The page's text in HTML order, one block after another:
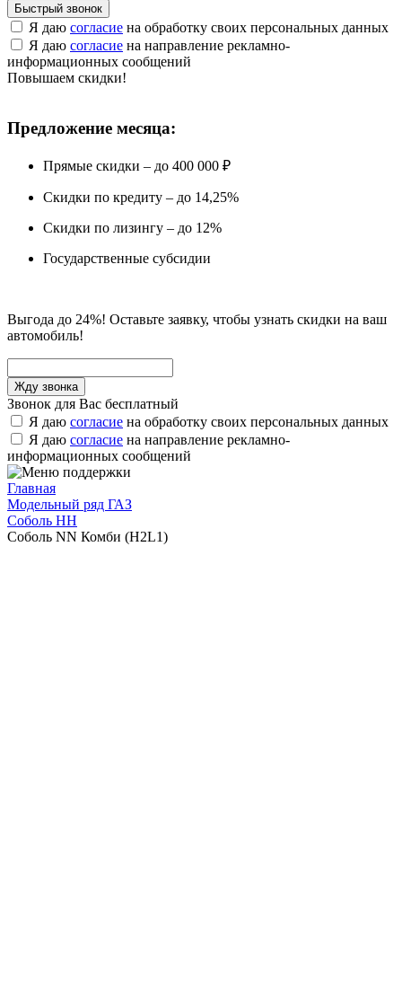
Быстрый звонок
Я даю согласие на обработку своих персональных данных
Я даю согласие на направление рекламно-
информационных сообщений
Повышаем скидки!
Предложение месяца:
Прямые скидки – до 400 000 ₽
Скидки по кредиту – до 14,25%
Скидки по лизингу – до 12%
Государственные субсидии
Выгода до 24%! Оставьте заявку, чтобы узнать скидки на ваш
автомобиль!
Звонок для Вас бесплатный
Я даю согласие на обработку своих персональных данных
Я даю согласие на направление рекламно-
информационных сообщений
Главная
Модельный ряд ГАЗ
Соболь НН
Соболь NN Комби (H2L1)